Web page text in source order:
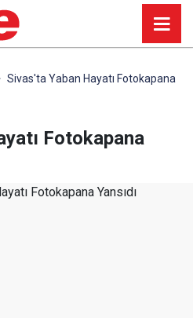
Sivas'ta Yaban Hayatı Fotokapana
Fotokapana